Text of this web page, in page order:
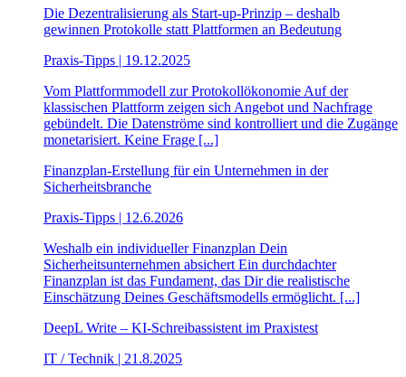
Die Dezentralisierung als Start-up-Prinzip – deshalb
gewinnen Protokolle statt Plattformen an Bedeutung
Praxis-Tipps | 19.12.2025
Vom Plattformmodell zur Protokollökonomie Auf der
klassischen Plattform zeigen sich Angebot und Nachfrage
gebündelt. Die Datenströme sind kontrolliert und die Zugänge
monetarisiert. Keine Frage [...]
Finanzplan-Erstellung für ein Unternehmen in der
Sicherheitsbranche
Praxis-Tipps | 12.6.2026
Weshalb ein individueller Finanzplan Dein
Sicherheitsunternehmen absichert Ein durchdachter
Finanzplan ist das Fundament, das Dir die realistische
Einschätzung Deines Geschäftsmodells ermöglicht. [...]
DeepL Write – KI-Schreibassistent im Praxistest
IT / Technik | 21.8.2025